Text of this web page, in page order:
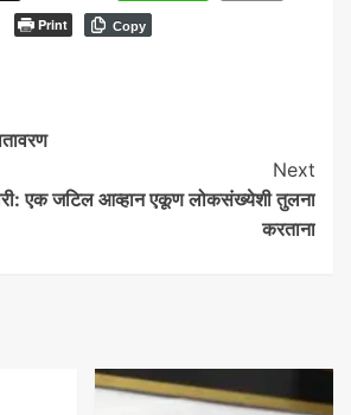
Print
Copy
Next
एक जटिल आव्हान एकूण लोकसंख्येशी तुलना
करताना